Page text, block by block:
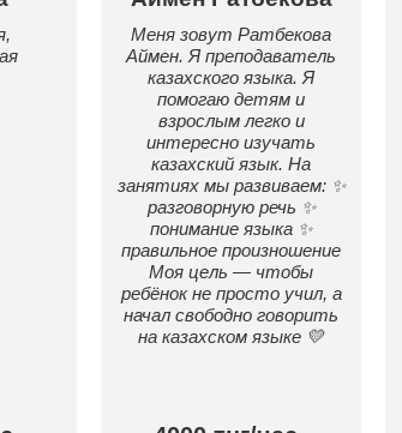
Меня зовут Ратбекова
Аймен. Я преподаватель
казахского языка. Я
помогаю детям и
взрослым легко и
интересно изучать
казахский язык. На
занятиях мы развиваем: ✨
разговорную речь ✨
понимание языка ✨
правильное произношение
Моя цель — чтобы
ребёнок не просто учил, а
начал свободно говорить
на казахском языке 💛